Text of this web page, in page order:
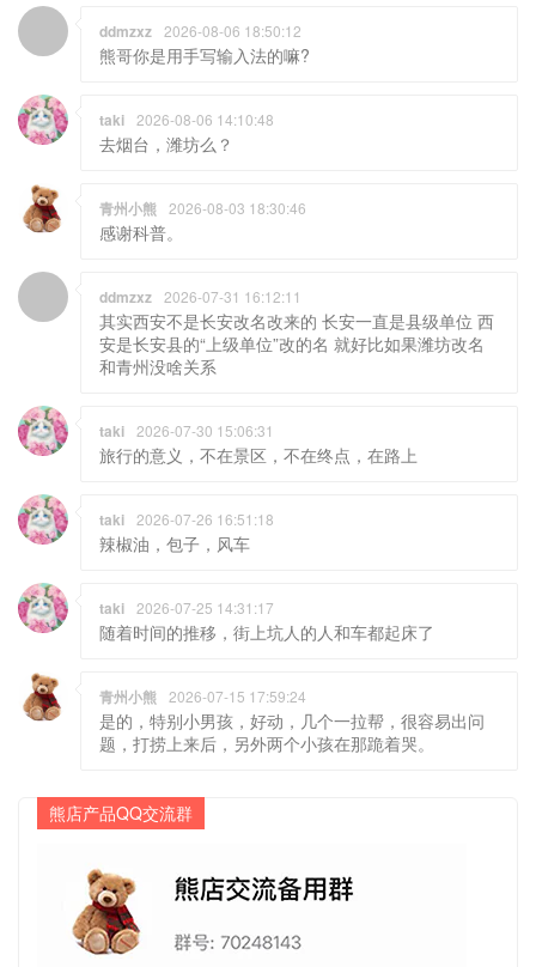
ddmzxz 2026-08-06 18:50:12
熊哥你是用手写输入法的嘛?
taki 2026-08-06 14:10:48
去烟台，潍坊么？
青州小熊 2026-08-03 18:30:46
感谢科普。
ddmzxz 2026-07-31 16:12:11
其实西安不是长安改名改来的 长安一直是县级单位 西
安是长安县的“上级单位”改的名 就好比如果潍坊改名
和青州没啥关系
taki 2026-07-30 15:06:31
旅行的意义，不在景区，不在终点，在路上
taki 2026-07-26 16:51:18
辣椒油，包子，风车
taki 2026-07-25 14:31:17
随着时间的推移，街上坑人的人和车都起床了
青州小熊 2026-07-15 17:59:24
是的，特别小男孩，好动，几个一拉帮，很容易出问
题，打捞上来后，另外两个小孩在那跪着哭。
熊店产品QQ交流群